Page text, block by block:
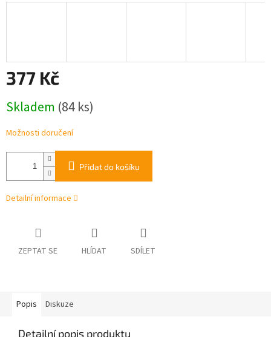
377 Kč
cena:
Skladem (84 ks)
Možnosti doručení
Přidat do košíku
Detailní informace
ZEPTAT SE HLÍDAT SDÍLET
Popis Diskuze
Detailní popis produktu